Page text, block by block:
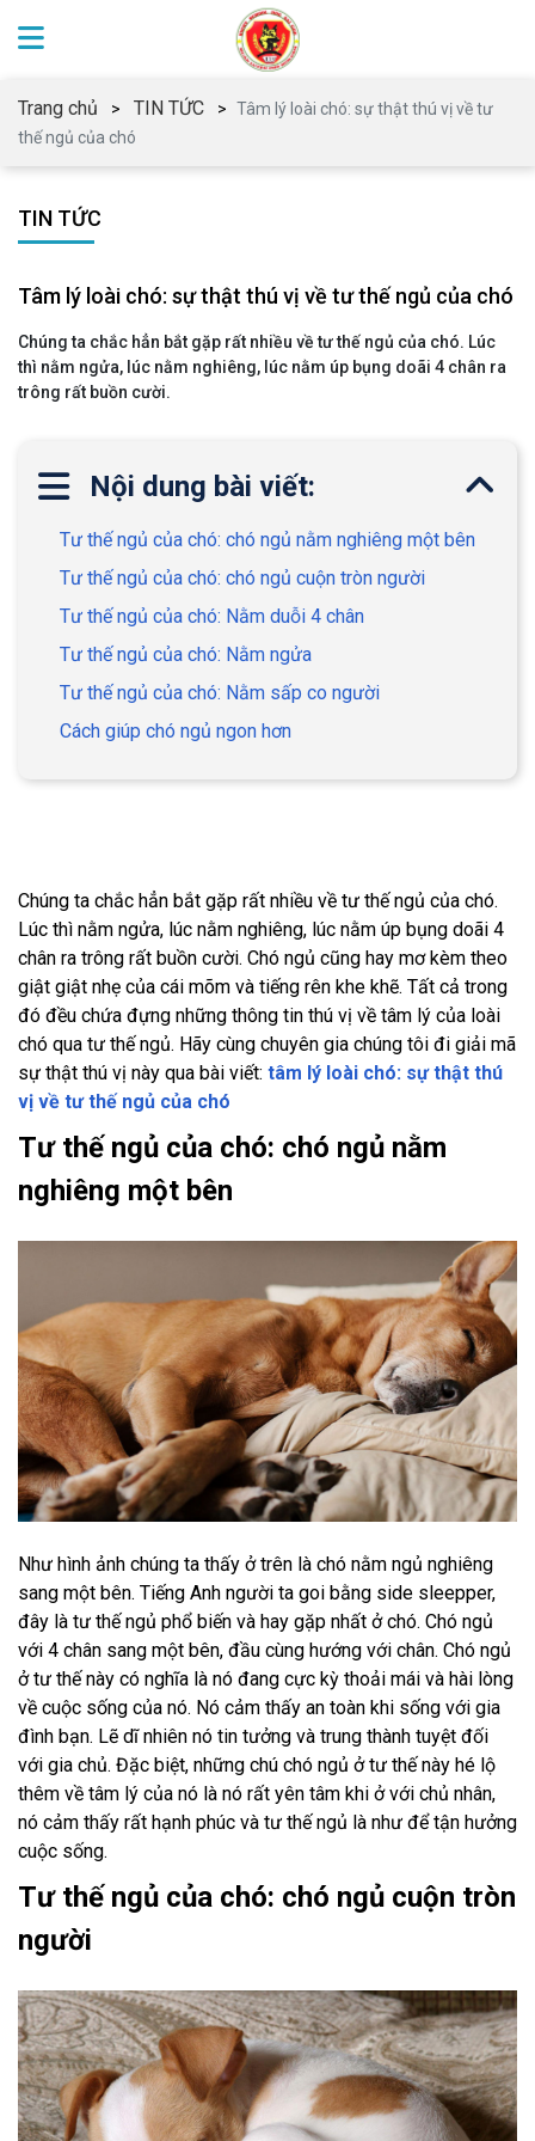
Trang chủ TIN TỨC
Tâm lý loài chó: sự thật thú vị về tư
thế ngủ của chó
TIN TỨC
Tâm lý loài chó: sự thật thú vị về tư thế ngủ của chó
Chúng ta chắc hẳn bắt gặp rất nhiều về tư thế ngủ của chó. Lúc
thì nằm ngửa, lúc nằm nghiêng, lúc nằm úp bụng doãi 4 chân ra
trông rất buồn cười.
Nội dung bài viết:
Tư thế ngủ của chó: chó ngủ nằm nghiêng một bên
Tư thế ngủ của chó: chó ngủ cuộn tròn người
Tư thế ngủ của chó: Nằm duỗi 4 chân
Tư thế ngủ của chó: Nằm ngửa
Tư thế ngủ của chó: Nằm sấp co người
Cách giúp chó ngủ ngon hơn
Chúng ta chắc hẳn bắt gặp rất nhiều về tư thế ngủ của chó.
Lúc thì nằm ngửa, lúc nằm nghiêng, lúc nằm úp bụng doãi 4
chân ra trông rất buồn cười. Chó ngủ cũng hay mơ kèm theo
giật giật nhẹ của cái mõm và tiếng rên khe khẽ. Tất cả trong
đó đều chứa đựng những thông tin thú vị về tâm lý của loài
chó qua tư thế ngủ. Hãy cùng chuyên gia chúng tôi đi giải mã
sự thật thú vị này qua bài viết: tâm lý loài chó: sự thật thú
vị về tư thế ngủ của chó
Tư thế ngủ của chó: chó ngủ nằm
nghiêng một bên
Như hình ảnh chúng ta thấy ở trên là chó nằm ngủ nghiêng
sang một bên. Tiếng Anh người ta goi bằng side sleepper,
đây là tư thế ngủ phổ biến và hay gặp nhất ở chó. Chó ngủ
với 4 chân sang một bên, đầu cùng hướng với chân. Chó ngủ
ở tư thế này có nghĩa là nó đang cực kỳ thoải mái và hài lòng
về cuộc sống của nó. Nó cảm thấy an toàn khi sống với gia
đình bạn. Lẽ dĩ nhiên nó tin tưởng và trung thành tuyệt đối
với gia chủ. Đặc biệt, những chú chó ngủ ở tư thế này hé lộ
thêm về tâm lý của nó là nó rất yên tâm khi ở với chủ nhân,
nó cảm thấy rất hạnh phúc và tư thế ngủ là như để tận hưởng
cuộc sống.
Tư thế ngủ của chó: chó ngủ cuộn tròn
người